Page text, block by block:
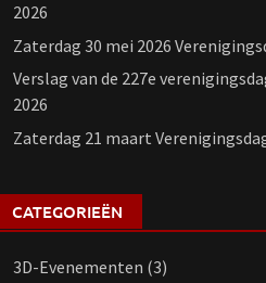
2026
Zaterdag 30 mei 2026
Verslag van de 227e
2026
Zaterdag 21 maart
CATEGORIEËN
3D-Evenementen (3)